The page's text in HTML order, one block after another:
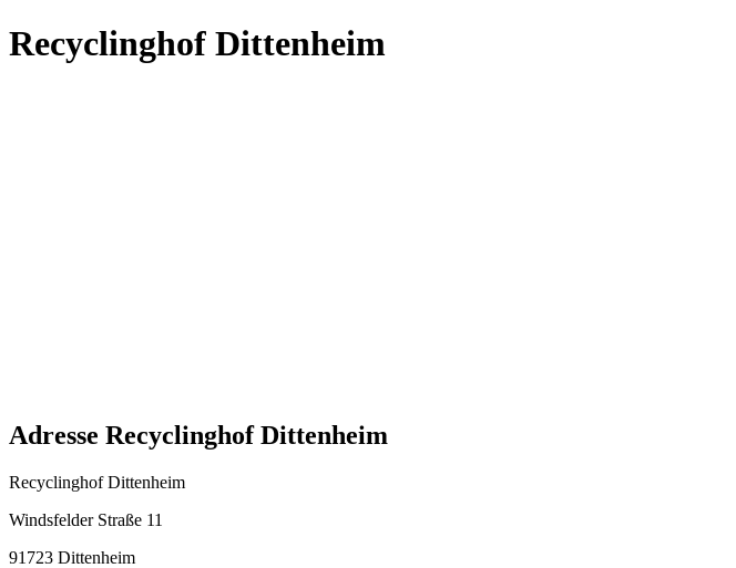
Recyclinghof Dittenheim
Adresse Recyclinghof Dittenheim
Recyclinghof Dittenheim
Windsfelder Straße 11
91723 Dittenheim